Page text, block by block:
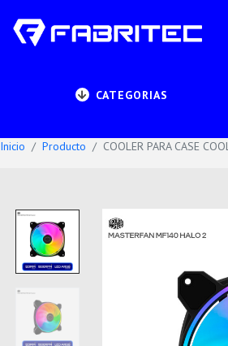
CATEGORIAS
Inicio Producto COOLER PARA CASE